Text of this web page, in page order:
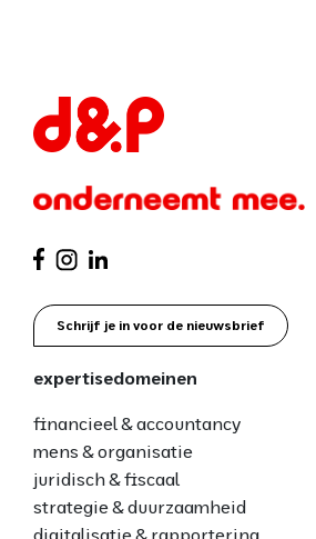
Schrijf je in voor de nieuwsbrief
expertisedomeinen
financieel & accountancy
mens & organisatie
juridisch & fiscaal
strategie & duurzaamheid